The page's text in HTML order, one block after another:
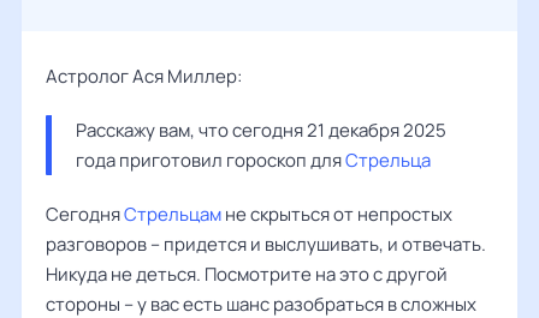
Астролог Ася Миллер:
Расскажу вам, что сегодня 21 декабря 2025
года приготовил гороскоп для Стрельца
СегодняСтрельцамне скрыться от непростых
разговоров – придется и выслушивать, и отвечать.
Никуда не деться. Посмотрите на это с другой
стороны – у вас есть шанс разобраться в сложных